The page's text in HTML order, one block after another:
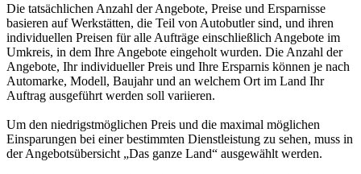
Die tatsächlichen Anzahl der Angebote, Preise und Ersparnisse
basieren auf Werkstätten, die Teil von Autobutler sind, und ihren
individuellen Preisen für alle Aufträge einschließlich Angebote im
Umkreis, in dem Ihre Angebote eingeholt wurden. Die Anzahl der
Angebote, Ihr individueller Preis und Ihre Ersparnis können je nach
Automarke, Modell, Baujahr und an welchem Ort im Land Ihr
Auftrag ausgeführt werden soll variieren.
Um den niedrigstmöglichen Preis und die maximal möglichen
Einsparungen bei einer bestimmten Dienstleistung zu sehen, muss in
der Angebotsübersicht „Das ganze Land“ ausgewählt werden.